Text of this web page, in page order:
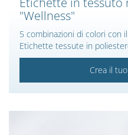
"Wellness"
5 combinazioni di colori con
Etichette tessute in
Crea il